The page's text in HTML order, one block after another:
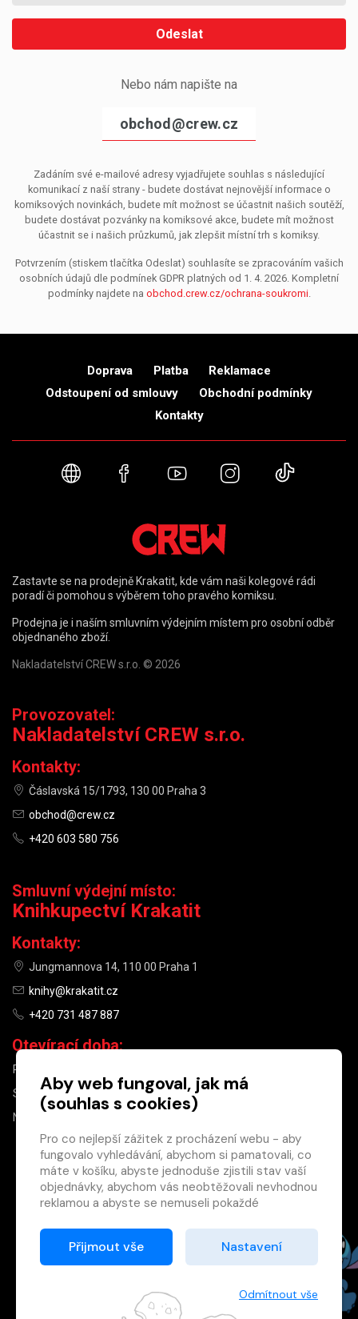
Odeslat
Nebo nám napište na
obchod@crew.cz
Zadáním své e-mailové adresy vyjadřujete souhlas s následující
komunikací z naší strany - budete dostávat nejnovější informace o
komiksových novinkách, budete mít možnost se účastnit našich soutěží,
budete dostávat pozvánky na komiksové akce, budete mít možnost
účastnit se i našich průzkumů, jak zlepšit místní trh s komiksy.
Potvrzením (stiskem tlačítka Odeslat) souhlasíte se zpracováním vašich
osobních údajů dle podmínek GDPR platných od 1. 4. 2026. Kompletní
podmínky najdete na obchod.crew.cz/ochrana-soukromi.
×
Máte u nás již
registrovaný
účet?
Registrací získáte slevu
na zboží ve výši 15 %
Registrovat
Doprava Platba
Reklamace
Odstoupení od smlouvy
Obchodní podmínky
Kontakty
Webové stránky
FacebookYouTubeInstagram
Zastavte se na prodejně Krakatit, kde vám naši kolegové rádi
poradí či pomohou s výběrem toho pravého komiksu.
Prodejna je i naším smluvním výdejním místem pro osobní odběr
objednaného zboží.
Nakladatelství CREW s.r.o. © 2026
Provozovatel:
Nakladatelství CREW s.r.o.
Kontakty:
Čáslavská 15/1793, 130 00 Praha 3
obchod@crew.cz
+420 603 580 756
Smluvní výdejní místo:
Knihkupectví Krakatit
Kontakty:
Jungmannova 14, 110 00 Praha 1
knihy@krakatit.cz
+420 731 487 887
Otevírací doba:
PO–PÁ
SO
10:00–13:00
NE
Zásady cookies
Aby web fungoval, jak má
(souhlas s cookies)
Pro co nejlepší zážitek z procházení webu - aby
fungovalo vyhledávání, abychom si pamatovali, co
máte v košíku, abyste jednoduše zjistili stav vaší
objednávky, abychom vás neobtěžovali nevhodnou
reklamou a abyste se nemuseli pokaždé
Proto od vás potřebujeme souhlas se
zpracováním souborů cookies
Děkujeme, že nám ho dáte a pomůžete nám tak
Přijmout vše Nastavení
Odmítnout vše